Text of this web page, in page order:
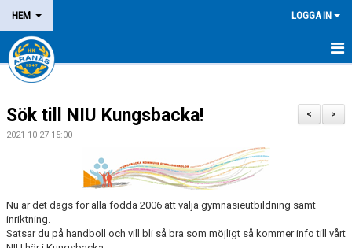
HEM LOGGA IN
NYHETER
OM KLUBBEN
DOMARE/FUNKTIONÄR
>
<
Sök till NIU Kungsbacka!
2021-10-27 15:00
Nu är det dags för alla födda 2006 att välja gymnasieutbildning samt
inriktning.
Satsar du på handboll och vill bli så bra som möjligt så kommer info till vårt